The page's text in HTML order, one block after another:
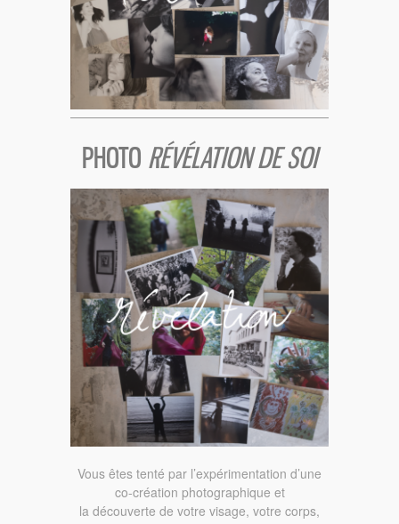
PHOTO RÉVÉLATION DE SOI
Vous êtes tenté par l’expérimentation d’une
co-création photographique et
la découverte de votre visage, votre corps,